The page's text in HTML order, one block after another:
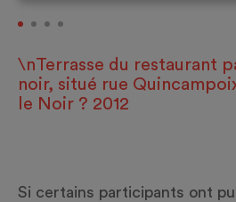
\nTerrasse du restaurant
noir, situé rue
le Noir ? 2012
Si certains participants ont